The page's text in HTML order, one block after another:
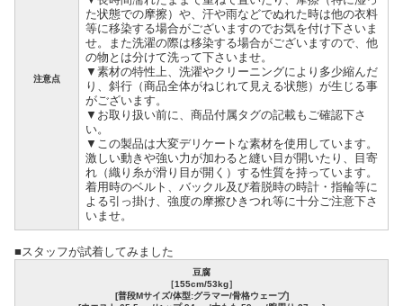
注意点
た状態での摩擦）や、汗や雨などでぬれた時は他の衣料
等に移染する場合がございますのでお気を付け下さいま
せ。また洗濯の際は移染する場合がございますので、他
の物とは分けて洗って下さいませ。
▼素材の特性上、洗濯やクリーニングにより多少縮んだ
り、斜行（商品全体がねじれて見える状態）が生じる事
がございます。
▼お取り扱い前に、商品付属タグの記載もご確認下さ
い。
▼この製品は大変デリケートな素材を使用しています。
激しい動きや強い力が加わると縫い目が開いたり、目寄
れ（織り糸が滑り目が開く）する性質を持っています。
着用時のベルト、バックル及び着脱時の時計・指輪等に
よる引っ掛け、強度の摩擦ひきつれ等に十分ご注意下さ
いませ。
■スタッフが試着してみました
豆腐
［155cm/53kg］
[普段Mサイズ/体型:グラマー/骨格ウェーブ]